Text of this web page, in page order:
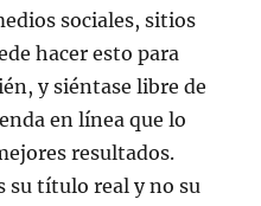
sociales, sitios
hacer esto para
y siéntase libre de
en línea que lo
resultados.
su título real y no su